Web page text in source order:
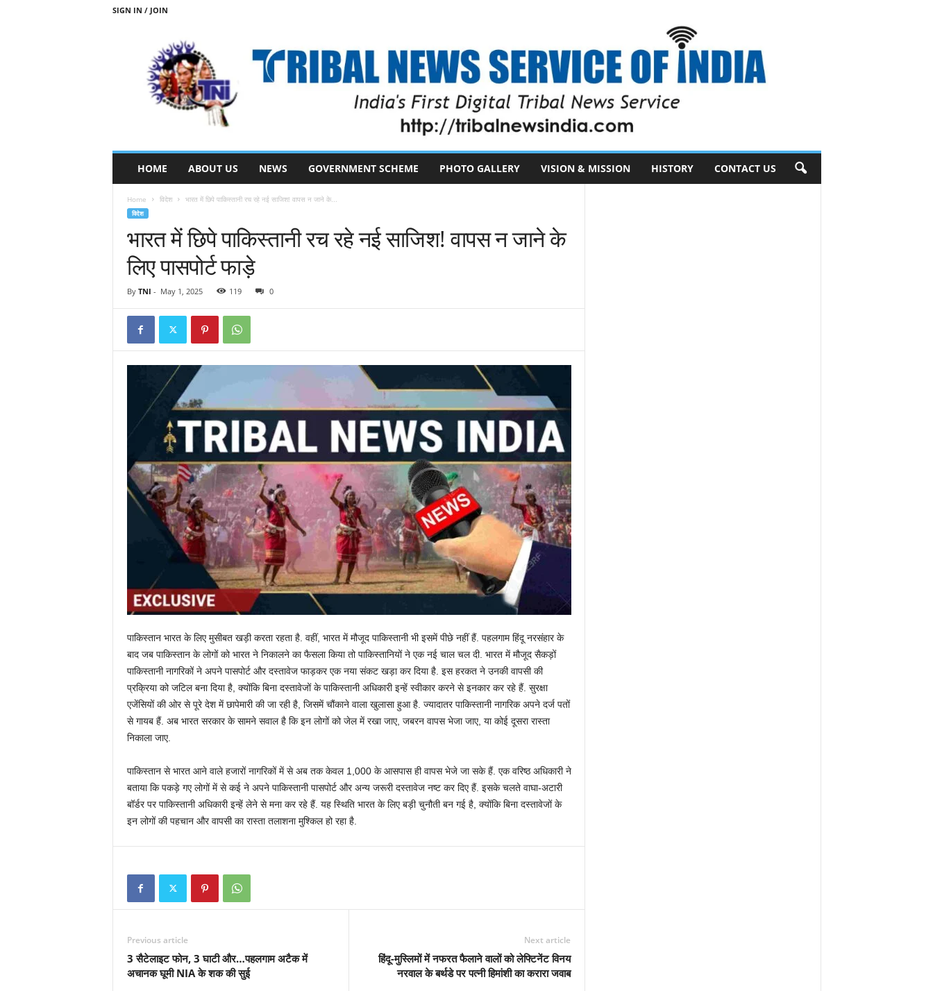
SIGN IN / JOIN
I
HOME ABOUT US NEWS GOVERNMENT SCHEME PHOTO GALLERY VISION & MISSION HISTORY CONTACT US
Home विदेश भारत में छिपे पाकिस्तानी रच रहे नई साजिश! वापस न जाने के...
विदेश
भारत में छिपे पाकिस्तानी रच रहे नई साजिश! वापस न जाने के
लिए पासपोर्ट फाड़े
By TNI - May 1, 2025 119 0
पाकिस्तान भारत के लिए मुसीबत खड़ी करता रहता है. वहीं, भारत में मौजूद पाकिस्तानी भी इसमें पीछे नहीं हैं. पहलगाम हिंदू नरसंहार के
बाद जब पाकिस्तान के लोगों को भारत ने निकालने का फैसला किया तो पाकिस्तानियों ने एक नई चाल चल दी. भारत में मौजूद सैकड़ों
पाकिस्तानी नागरिकों ने अपने पासपोर्ट और दस्तावेज फाड़कर एक नया संकट खड़ा कर दिया है. इस हरकत ने उनकी वापसी की
प्रक्रिया को जटिल बना दिया है, क्योंकि बिना दस्तावेजों के पाकिस्तानी अधिकारी इन्हें स्वीकार करने से इनकार कर रहे हैं. सुरक्षा
एजेंसियों की ओर से पूरे देश में छापेमारी की जा रही है, जिसमें चौंकाने वाला खुलासा हुआ है. ज्यादातर पाकिस्तानी नागरिक अपने दर्ज पतों
से गायब हैं. अब भारत सरकार के सामने सवाल है कि इन लोगों को जेल में रखा जाए, जबरन वापस भेजा जाए, या कोई दूसरा रास्ता
निकाला जाए.
पाकिस्तान से भारत आने वाले हजारों नागरिकों में से अब तक केवल 1,000 के आसपास ही वापस भेजे जा सके हैं. एक वरिष्ठ अधिकारी ने
बताया कि पकड़े गए लोगों में से कई ने अपने पाकिस्तानी पासपोर्ट और अन्य जरूरी दस्तावेज नष्ट कर दिए हैं. इसके चलते वाघा-अटारी
बॉर्डर पर पाकिस्तानी अधिकारी इन्हें लेने से मना कर रहे हैं. यह स्थिति भारत के लिए बड़ी चुनौती बन गई है, क्योंकि बिना दस्तावेजों के
इन लोगों की पहचान और वापसी का रास्ता तलाशना मुश्किल हो रहा है.
Previous article
3 सैटेलाइट फोन, 3 घाटी और…पहलगाम अटैक में
अचानक घूमी NIA के शक की सुई
Next article
हिंदू-मुस्लिमों में नफरत फैलाने वालों को लेफ्टिनेंट विनय
नरवाल के बर्थडे पर पत्नी हिमांशी का करारा जवाब